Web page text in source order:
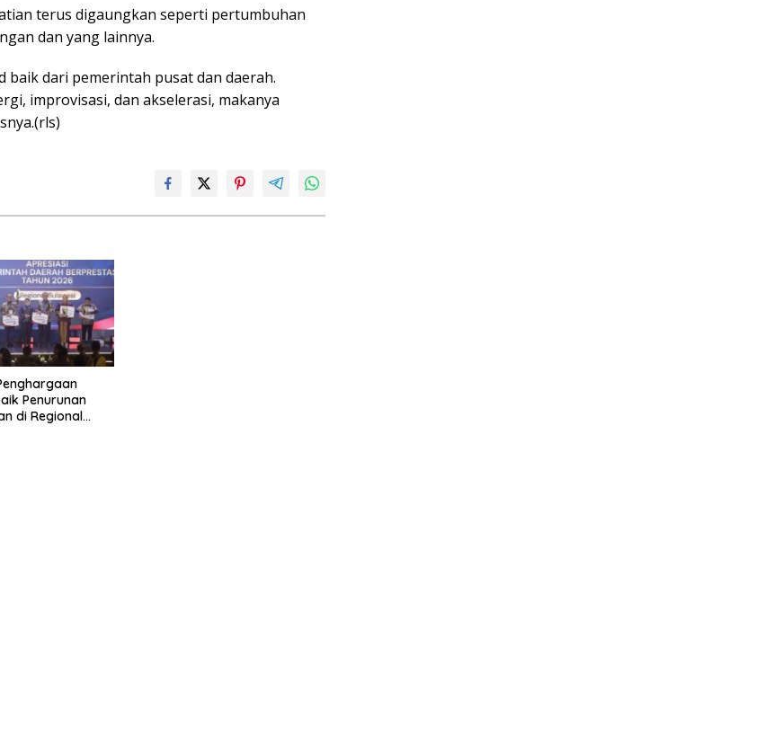
terus digaungkan seperti pertumbuhan
dan yang lainnya.
baik dari pemerintah pusat dan daerah.
improvisasi, dan akselerasi, makanya
Penurunan
di Regional